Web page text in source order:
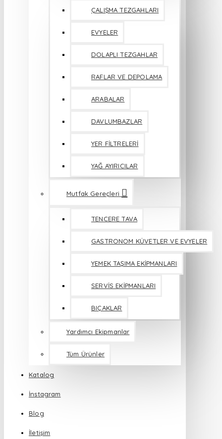
ÇALIŞMA TEZGAHLARI
EVYELER
DOLAPLI TEZGAHLAR
RAFLAR VE DEPOLAMA
ARABALAR
DAVLUMBAZLAR
YER FİLTRELERİ
YAĞ AYIRICILAR
Mutfak Gereçleri
TENCERE TAVA
GASTRONOM KÜVETLER VE EVYELER
YEMEK TAŞIMA EKİPMANLARI
SERVİS EKİPMANLARI
BIÇAKLAR
Yardımcı Ekipmanlar
Tüm Ürünler
Katalog
İnstagram
Blog
İletişim